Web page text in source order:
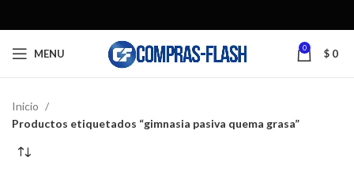
MENU 0 $ 0
Inicio
Productos etiquetados “gimnasia pasiva quema grasa”